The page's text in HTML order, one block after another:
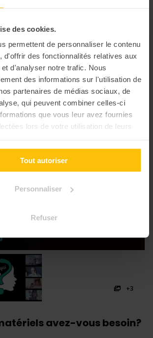
des cookies.
permettent de personnaliser le contenu
d'offrir des fonctionnalités relatives aux
d'analyser notre trafic. Nous
des informations sur l'utilisation de
partenaires de médias sociaux, de
qui peuvent combiner celles-ci
que vous leur avez fournies
lors de votre utilisation de leurs
Tout autoriser
Personnaliser
Refuser
personnes, créez un moment d’échange
un temps imposé !
+3
avez-vous besoin?